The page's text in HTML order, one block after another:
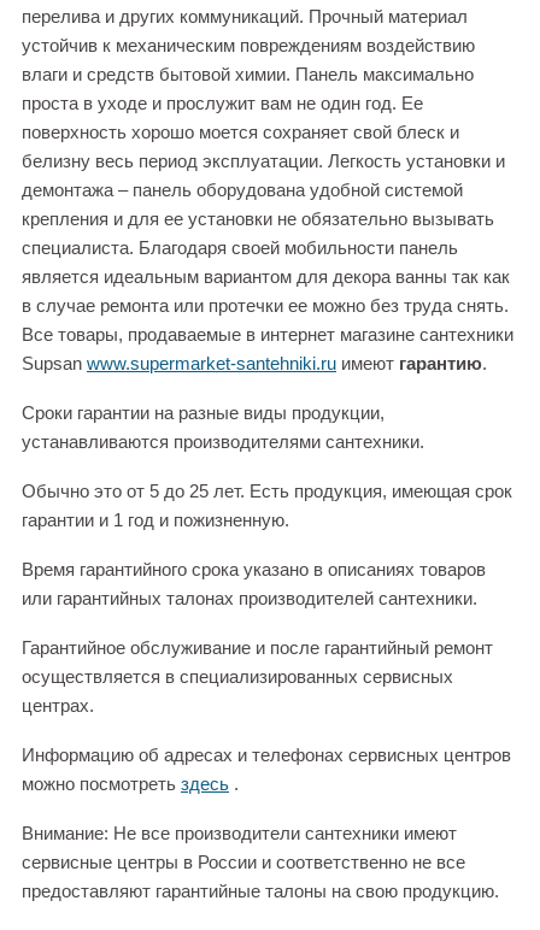
перелива и других коммуникаций. Прочный материал
устойчив к механическим повреждениям воздействию
влаги и средств бытовой химии. Панель максимально
проста в уходе и прослужит вам не один год. Ее
поверхность хорошо моется сохраняет свой блеск и
белизну весь период эксплуатации. Легкость установки и
демонтажа – панель оборудована удобной системой
крепления и для ее установки не обязательно вызывать
специалиста. Благодаря своей мобильности панель
является идеальным вариантом для декора ванны так как
в случае ремонта или протечки ее можно без труда снять.
Все товары, продаваемые в интернет магазине сантехники
Supsan www.supermarket-santehniki.ru имеют гарантию.
Сроки гарантии на разные виды продукции,
устанавливаются производителями сантехники.
Обычно это от 5 до 25 лет. Есть продукция, имеющая срок
гарантии и 1 год и пожизненную.
Время гарантийного срока указано в описаниях товаров
или гарантийных талонах производителей сантехники.
Гарантийное обслуживание и после гарантийный ремонт
осуществляется в специализированных сервисных
центрах.
Информацию об адресах и телефонах сервисных центров
можно посмотреть здесь .
Внимание: Не все производители сантехники имеют
сервисные центры в России и соответственно не все
предоставляют гарантийные талоны на свою продукцию.